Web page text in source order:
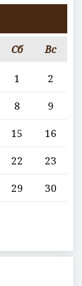
Сб Вс
1
2
8
9
15
16
22
23
29
30